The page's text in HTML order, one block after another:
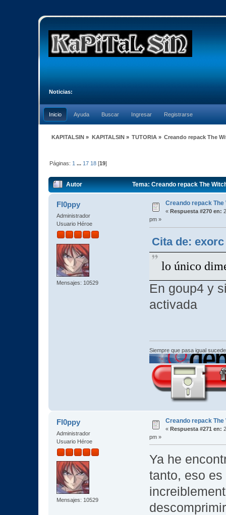
Noticias:
Inicio Ayuda Buscar Ingresar Registrarse
KAPITALSIN » KAPITALSIN» TUTORIA» Creando repack The
Páginas: 1 ... 17 18 [19]
Autor Tema: Creando repack The
Fl0ppy
Administrador
Usuario Héroe
Mensajes: 10529
Creando repack The
« Respuesta #270 en:
pm »
Cita de: exorc
lo único
En goup4 y
activada
Siempre que pasa igual
Fl0ppy
Administrador
Usuario Héroe
Mensajes: 10529
Creando repack The
« Respuesta #271 en:
pm »
Ya he
tanto, eso